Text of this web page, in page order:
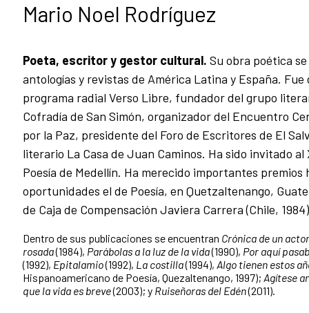
Mario Noel Rodríguez
Poeta, escritor y gestor cultural. Su obra poética
antologías y revistas de América Latina y España.
programa radial Verso Libre, fundador del grupo
Cofradía de San Simón, organizador del Encuentro
por la Paz, presidente del Foro de Escritores de El
literario La Casa de Juan Caminos. Ha sido invitado
Poesía de Medellín. Ha merecido importantes
oportunidades el de Poesía, en Quetzaltenango,
de Caja de Compensación Javiera Carrera (Chile,
Dentro de sus publicaciones se encuentran Crónica de un actor
rosada(1984), Parábolas a la luz de la vida(1990), Por aquí
(1992), Epitalamio(1992), La costilla(1994), Algo tienen estos
Hispanoamericano de Poesía, Quezaltenango, 1997); Agítese
que la vida es breve(2003); y Ruiseñoras del Edén(2011).